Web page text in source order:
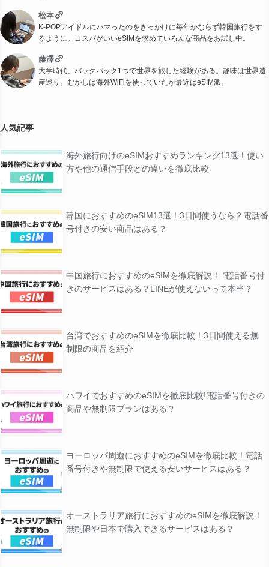
松本
K-POPアイドルにハマったのをきっかけに毎年かならず韓国旅行をす
るように。コスパがいいeSIMを求めていろんな商品をお試し中。
藤澤
大学時代、バックパック1つで世界を旅した経験がある。趣味は世界遺
産巡り。むかしは海外WiFiを使っていたが最近はeSIM派。
人気記事
海外旅行向けのeSIMおすすめランキング13選！使い
方や他の通信手段との違いを徹底比較
韓国におすすめのeSIM13選！3日間使うなら？電話番
号付きの安い商品はある？
中国旅行におすすめのeSIMを徹底解説！ 電話番号付
きのサービスはある？LINEが使えないって本当？
台湾でおすすめのeSIMを徹底比較！3日間使える無
制限の商品を紹介
ハワイでおすすめのeSIMを徹底比較!電話番号付きの
商品や無制限プランはある？
ヨーロッパ周遊におすすめのeSIMを徹底比較！電話
番号付きや無制限で使える安いサービスはある？
オーストラリア旅行におすすめのeSIMを徹底解説！
無制限や日本で購入できるサービスはある？